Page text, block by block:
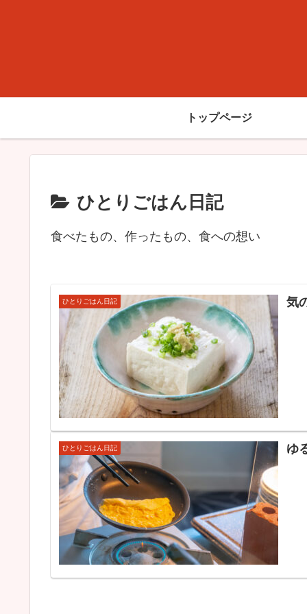
トップページ
ひとりごはん日記
食べたもの、作ったもの、食への想い
ひとりごはん日記 気
ひとりごはん日記 ゆ